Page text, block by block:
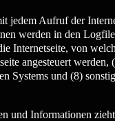
jedem Aufruf der
werden in den
Internetseite, von
angesteuert
Systems und (8)
und Informationen